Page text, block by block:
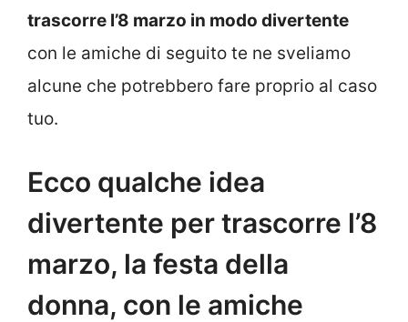
trascorre l’8 marzo in modo divertente
con le amiche di seguito te ne sveliamo
alcune che potrebbero fare proprio al caso
tuo.
Ecco qualche idea
divertente per trascorre l’8
marzo, la festa della
donna, con le amiche